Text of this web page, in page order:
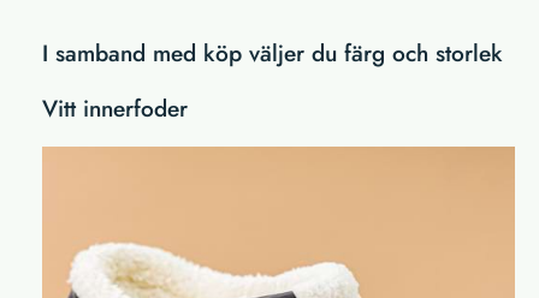
I samband med köp väljer du färg och storlek
Vitt innerfoder